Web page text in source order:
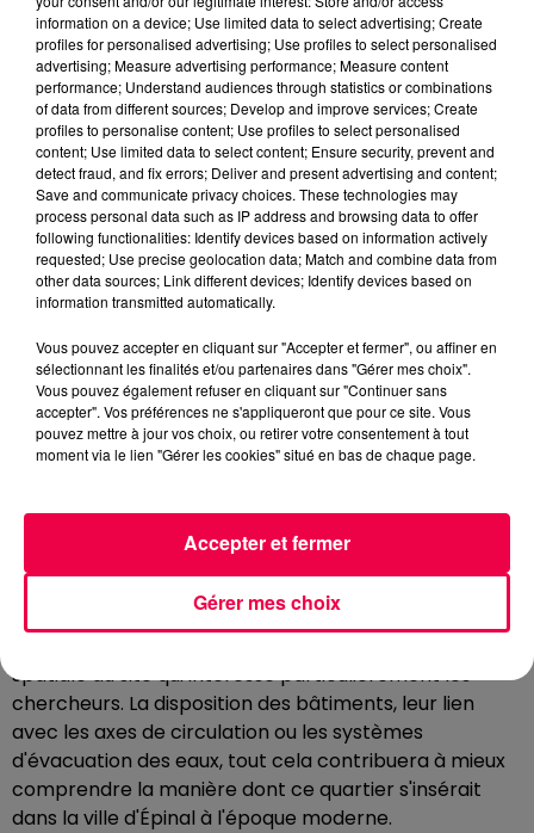
un possible contexte militaire ou défensif lié à l'histoire
du site.
Les objets retrouvés sont dans un bon état de
conservation - Crédits : Léa CANET
UNE ÉTUDE EN PLUSIEURS TEMPS
Au terme de la fouille, les objets récupérés seront
envoyés à différents spécialistes pour une étude
approfondie. L'objectif est d'affiner la datation et de
techniques de fabrication.
Cette étape de répartition et d'analyse permettra
également de mettre en lumière les échanges
économiques, les habitudes alimentaires, les pratiques
actifs à l'époque.
L'agencement des pièces est facilement identifiable -
spatiale du site qui intéresse particulièrement les
chercheurs. La disposition des bâtiments, leur lien
avec les axes de circulation ou les systèmes
d'évacuation des eaux, tout cela contribuera à mieux
comprendre la manière dont ce quartier s'insérait
dans la ville d'Épinal à l'époque moderne.
information on a device; Use limited data to select advertising; Create
profiles for personalised advertising; Use profiles to select personalised
advertising; Measure advertising performance; Measure content
performance; Understand audiences through statistics or combinations
of data from different sources; Develop and improve services; Create
profiles to personalise content; Use profiles to select personalised
content; Use limited data to select content; Ensure security, prevent and
detect fraud, and fix errors; Deliver and present advertising and content;
Save and communicate privacy choices. These technologies may
process personal data such as IP address and browsing data to offer
following functionalities: Identify devices based on information actively
requested; Use precise geolocation data; Match and combine data from
other data sources; Link different devices; Identify devices based on
information transmitted automatically.
Vous pouvez accepter en cliquant sur "Accepter et fermer", ou affiner en
sélectionnant les finalités et/ou partenaires dans "Gérer mes choix".
Vous pouvez également refuser en cliquant sur "Continuer sans
accepter". Vos préférences ne s'appliqueront que pour ce site. Vous
pouvez mettre à jour vos choix, ou retirer votre consentement à tout
moment via le lien "Gérer les cookies" situé en bas de chaque page.
Gérer mes choix
Accepter et fermer